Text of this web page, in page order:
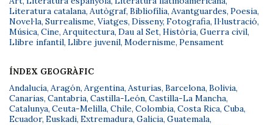
Literatura catalana, Autògraf, Bibliofília, Avantguardes, Poesia,
Novel·la, Surrealisme, Viatges, Disseny, Fotografia, Il·lustració,
Música, Cine, Arquitectura, Dau al Set, Història, Guerra civil,
Llibre infantil, Llibre juvenil, Modernisme, Pensament
ÍNDEX GEOGRÀFIC
Andalucía, Aragón, Argentina, Asturias, Barcelona, Bolivia,
Canarias, Cantabria, Castilla-León, Castilla-La Mancha,
Catalunya, Ceuta-Melilla, Chile, Colombia, Costa Rica, Cuba,
Ecuador, Euskadi, Extremadura, Galicia, Guatemala,